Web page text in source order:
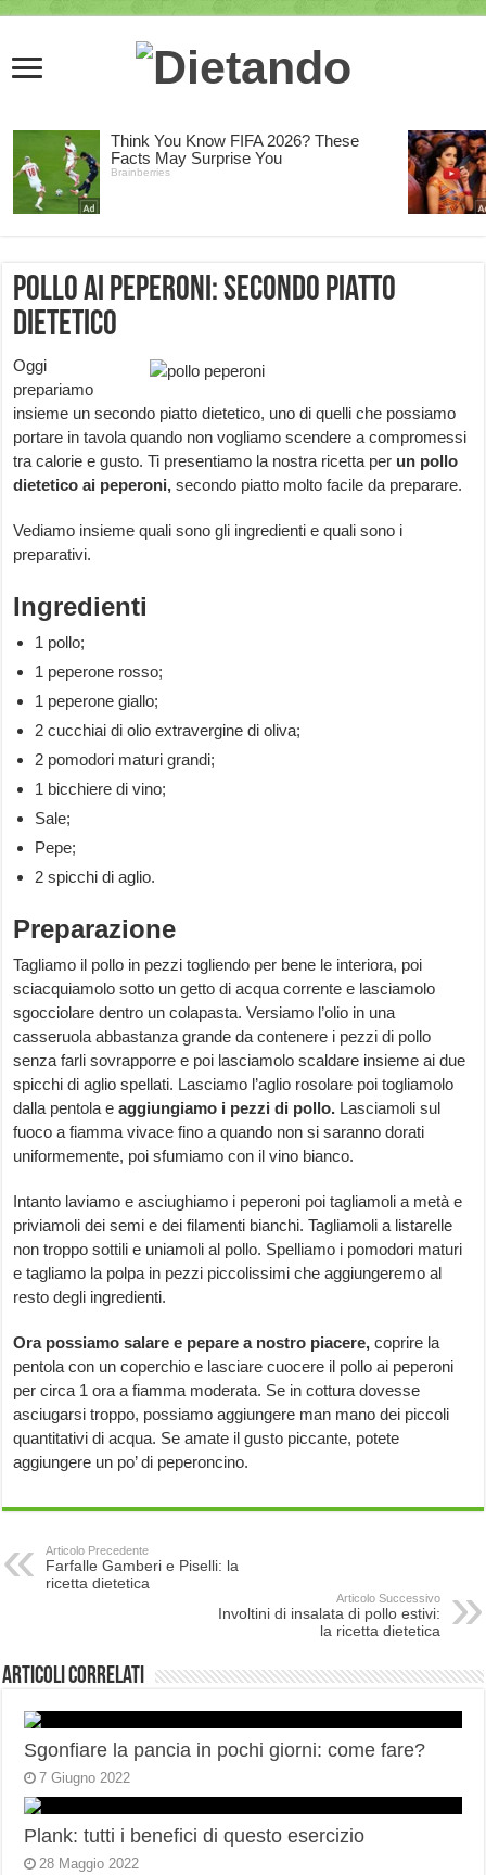
Pollo ai peperoni: secondo piatto
dietetico
Oggi
prepariamo
insieme un secondo piatto dietetico, uno di quelli che possiamo
portare in tavola quando non vogliamo scendere a compromessi
tra calorie e gusto. Ti presentiamo la nostra ricetta per un pollo
dietetico ai peperoni,secondo piatto molto facile da preparare.
Vediamo insieme quali sono gli ingredienti e quali sono i
preparativi.
Ingredienti
1 pollo;
1 peperone rosso;
1 peperone giallo;
2 cucchiai di olio extravergine di oliva;
2 pomodori maturi grandi;
1 bicchiere di vino;
Sale;
Pepe;
2 spicchi di aglio.
Preparazione
Tagliamo il pollo in pezzi togliendo per bene le interiora, poi
sciacquiamolo sotto un getto di acqua corrente e lasciamolo
sgocciolare dentro un colapasta. Versiamo l’olio in una
casseruola abbastanza grande da contenere i pezzi di pollo
senza farli sovrapporre e poi lasciamolo scaldare insieme ai due
spicchi di aglio spellati. Lasciamo l’aglio rosolare poi togliamolo
dalla pentola eaggiungiamo i pezzi di pollo. Lasciamoli sul
fuoco a fiamma vivace fino a quando non si saranno dorati
uniformemente, poi sfumiamo con il vino bianco.
Intanto laviamo e asciughiamo i peperoni poi tagliamoli a metà e
priviamoli dei semi e dei filamenti bianchi. Tagliamoli a listarelle
non troppo sottili e uniamoli al pollo. Spelliamo i pomodori maturi
e tagliamo la polpa in pezzi piccolissimi che aggiungeremo al
resto degli ingredienti.
Ora possiamo salare e pepare a nostro piacere, coprire la
pentola con un coperchio e lasciare cuocere il pollo ai peperoni
per circa 1 ora a fiamma moderata. Se in cottura dovesse
asciugarsi troppo, possiamo aggiungere man mano dei piccoli
quantitativi di acqua. Se amate il gusto piccante, potete
aggiungere un po’ di peperoncino.
Articolo Precedente
Farfalle Gamberi e Piselli: la
ricetta dietetica
Articolo Successivo
Involtini di insalata di pollo estivi:
la ricetta dietetica
Articoli correlati
Sgonfiare la pancia in pochi giorni: come fare?
7 Giugno 2022
Plank: tutti i benefici di questo esercizio
28 Maggio 2022